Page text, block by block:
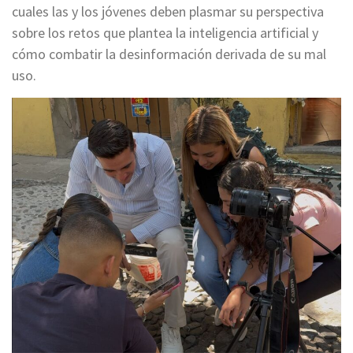
cuales las y los jóvenes deben plasmar su perspectiva
sobre los retos que plantea la inteligencia artificial y
cómo combatir la desinformación derivada de su mal
uso.